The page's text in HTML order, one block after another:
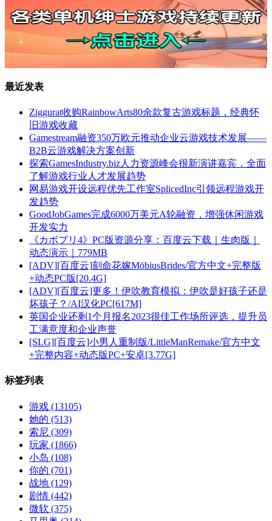
最近发表
Ziggurat收购RainbowArts80余款复古游戏标题，经典怀
旧游戏收藏
Gamestream融资350万欧元推动企业云游戏技术发展——
B2B云游戏解决方案创新
探索GamesIndustry.biz人力资源峰会很新演讲嘉宾，全面
了解游戏行业人才发展趋势
网易游戏开设远程优先工作室SplicedInc引领远程游戏开
发趋势
GoodJobGames完成6000万美元A轮融资，增强休闲游戏
开发实力
《カボプリ4》PC版资源分享：百度云下载｜生肉版｜
动态演示｜779MB
[ADV][百度云]刻命花嫁MöbiusBrides/官方中文+完整版
+动态PC版[20.4G]
[ADV][百度云]更多！伊吹教育模拟：伊吹是好孩子还是
坏孩子？/AI汉化PC[617M]
英国企业还剩1个月报名2023很佳工作场所评选，提升员
工满意度和企业声誉
[SLG][百度云]小男人重制版/LittleManRemake/官方中文
+完整内容+动态版PC+安卓[3.77G]
标签列表
游戏 (13105)
她的 (513)
索尼 (309)
玩家 (1866)
小岛 (108)
你的 (701)
战地 (129)
剧情 (442)
微软 (375)